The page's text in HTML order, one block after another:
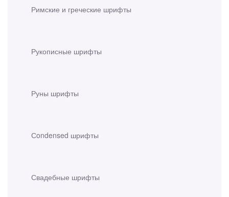
Римские и греческие шрифты
Рукописные шрифты
Руны шрифты
Сondensed шрифты
Свадебные шрифты